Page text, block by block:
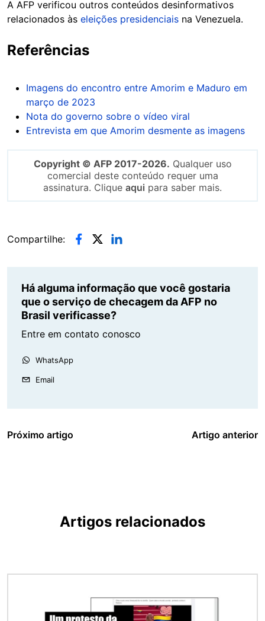
A AFP verificou outros conteúdos desinformativos
relacionados às eleições presidenciais na Venezuela.
Referências
Imagens do encontro entre Amorim e Maduro em
março de 2023
Nota do governo sobre o vídeo viral
Entrevista em que Amorim desmente as imagens
Copyright © AFP 2017-2026. Qualquer uso
comercial deste conteúdo requer uma
assinatura. Clique aqui para saber mais.
Compartilhe:
Há alguma informação que você gostaria
que o serviço de checagem da AFP no
Brasil verificasse?
Entre em contato conosco
WhatsApp
Email
Próximo artigo Artigo anterior
Artigos relacionados